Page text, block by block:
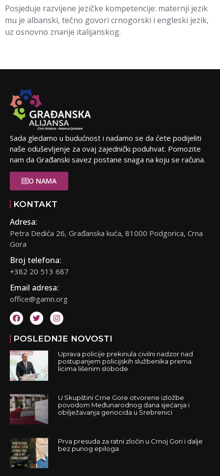
Posjeduje razvijene jezičke kompetencije: maternji jezik
mu je albanski, tečno govori crnogorski i engleski jezik,
uz osnovno znanje italijanskog.
Sada gledamo u budućnost i nadamo se da ćete podijeliti
naše oduševljenje za ovaj zajednički poduhvat. Pomozite
nam da Građanski savez postane snaga na koju se računa.
O NAMA
KONTAKT
Adresa:
Petra Dedića 26, Građanska kuća, 81000 Podgorica, Crna
Gora
Broj telefona:
+382 20 513 687
Email adresa:
office@gamn.org
POSLEDNJE NOVOSTI
Uprava policije prekinula civilni nadzor nad
postupanjem policijskih službenika prema
licima lišenim slobode
U Skupštini Crne Gore otvorene izložbe
povodom Međunarodnog dana sjećanja i
obilježavanja genocida u Srebrenici
Prva presuda za ratni zločin u Crnoj Gori i dalje
bez punog epiloga